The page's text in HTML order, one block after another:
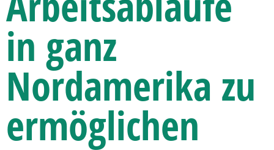
in ganz
Nordamerika zu
ermöglichen